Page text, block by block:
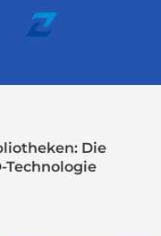
Die
Technologie